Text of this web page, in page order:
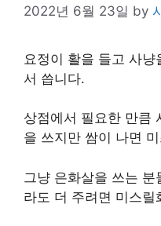
2022년 6월 23일 by
요정이 활을 들고 사
서 씁니다.
상점에서 필요한 만큼
을 쓰지만 쌈이 나면
그냥 은화살을 쓰는
라도 더 주려면 미스